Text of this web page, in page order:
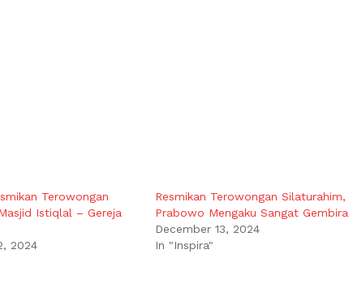
Terowongan
Istiqlal – Gereja
2024
Resmikan Terowongan Silaturahim,
Prabowo Mengaku Sangat Gembira
December 13, 2024
In "Inspira"